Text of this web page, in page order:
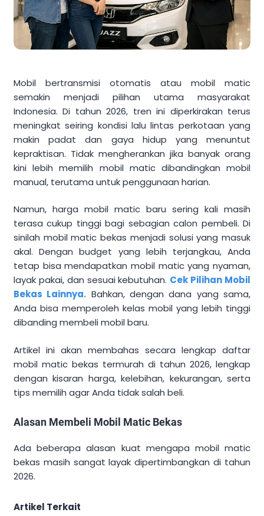
Mobil bertransmisi otomatis atau mobil matic
semakin menjadi pilihan utama masyarakat
Indonesia. Di tahun 2026, tren ini diperkirakan terus
meningkat seiring kondisi lalu lintas perkotaan yang
makin padat dan gaya hidup yang menuntut
kepraktisan. Tidak mengherankan jika banyak orang
kini lebih memilih mobil matic dibandingkan mobil
manual, terutama untuk penggunaan harian.
Namun, harga mobil matic baru sering kali masih
terasa cukup tinggi bagi sebagian calon pembeli. Di
sinilah mobil matic bekas menjadi solusi yang masuk
akal. Dengan budget yang lebih terjangkau, Anda
tetap bisa mendapatkan mobil matic yang nyaman,
layak pakai, dan sesuai kebutuhan. Cek Pilihan Mobil
Bekas Lainnya. Bahkan, dengan dana yang sama,
Anda bisa memperoleh kelas mobil yang lebih tinggi
dibanding membeli mobil baru.
Artikel ini akan membahas secara lengkap daftar
mobil matic bekas termurah di tahun 2026, lengkap
dengan kisaran harga, kelebihan, kekurangan, serta
tips memilih agar Anda tidak salah beli.
Alasan Membeli Mobil Matic Bekas
Ada beberapa alasan kuat mengapa mobil matic
bekas masih sangat layak dipertimbangkan di tahun
2026.
Artikel Terkait